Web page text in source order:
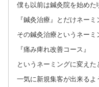
僕も以前は鍼灸院を始めた
『鍼灸治療』とだけネーミ
その鍼灸治療というネーミ
『痛み痺れ改善コース』
というネーミングに変えた
一気に新規集客が出来るよ